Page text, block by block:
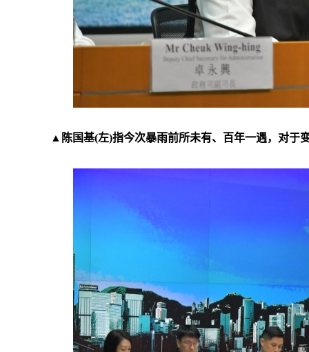
▲陈国基(左)指今次暴雨前所未有、百年一遇，对于